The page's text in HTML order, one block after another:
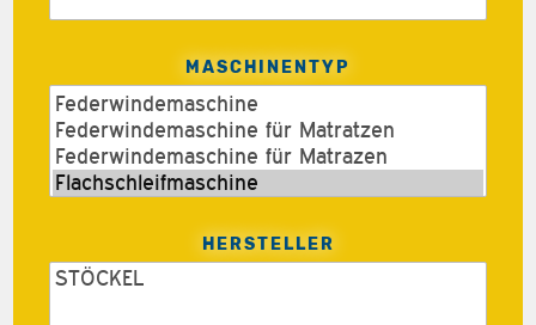
MASCHINENTYP
HERSTELLER